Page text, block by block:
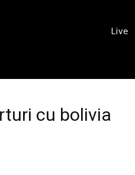
Live
cu bolivia